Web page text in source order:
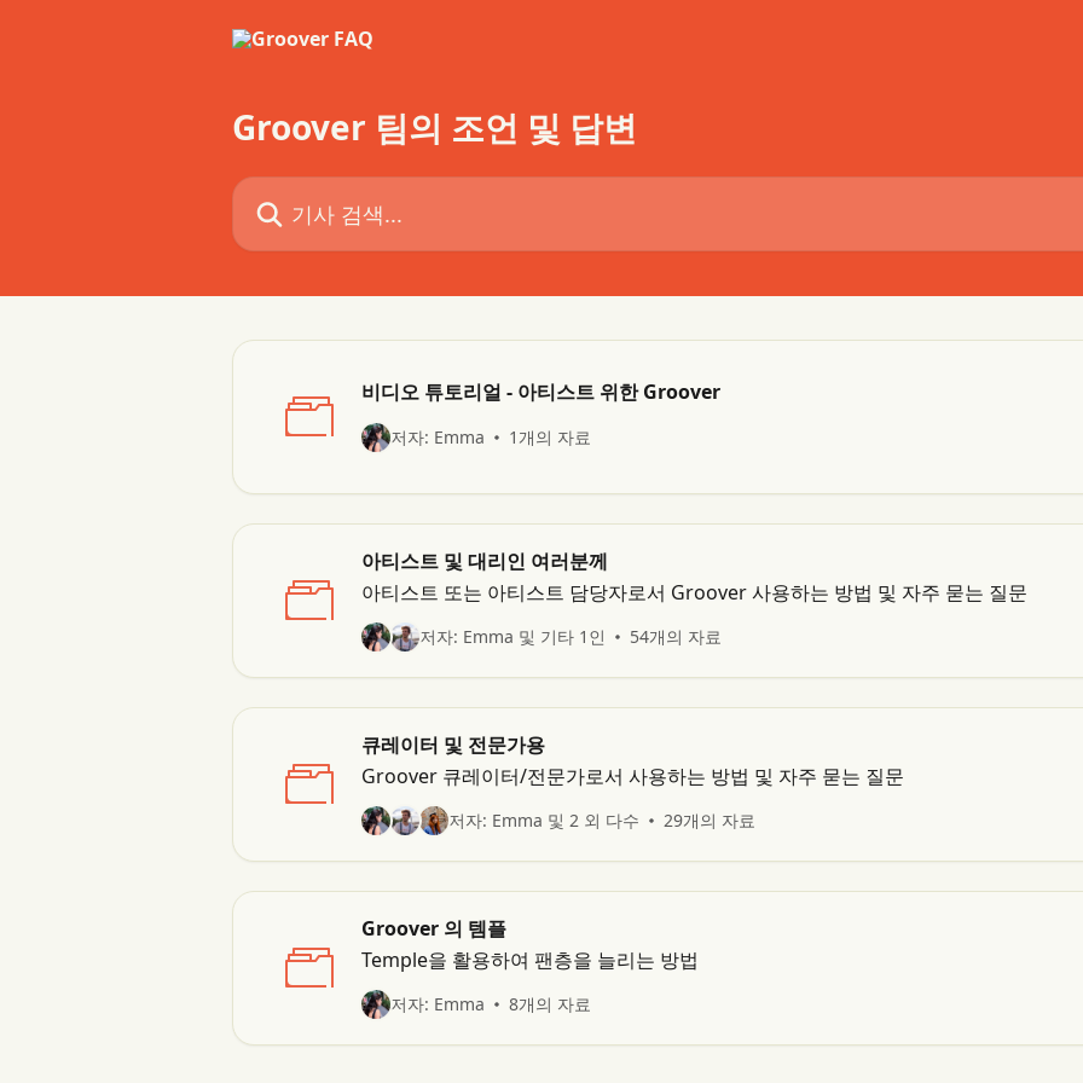
Groover 팀의 조언 및 답변
기사 검색...
비디오 튜토리얼 - 아티스트 위한 Groover
저자: Emma 1개의 자료
아티스트 및 대리인 여러분께
아티스트 또는 아티스트 담당자로서 Groover 사용하는 방법 및 자주 묻는 질문
저자: Emma 및 기타 1인 54개의 자료
큐레이터 및 전문가용
Groover 큐레이터/전문가로서 사용하는 방법 및 자주 묻는 질문
저자: Emma 및 2 외 다수 29개의 자료
Groover 의 템플
Temple을 활용하여 팬층을 늘리는 방법
저자: Emma 8개의 자료